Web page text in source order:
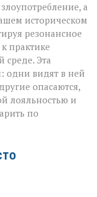
не
только
но
и
пропуск?» — о
новом
взгляде
на
кумовство
а
историческом
резонансное
практике
среде. Эта
одни видят в ней
опасаются,
лояльностью и
по